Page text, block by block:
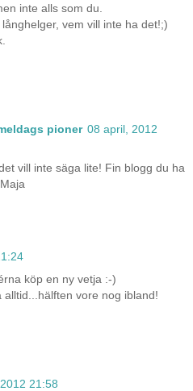
inte alls som du.
vem vill inte ha det!;)
pioner 08 april, 2012
vill inte säga lite! Fin blogg du ha
köp en ny vetja :-)
vore nog ibland!
21:58